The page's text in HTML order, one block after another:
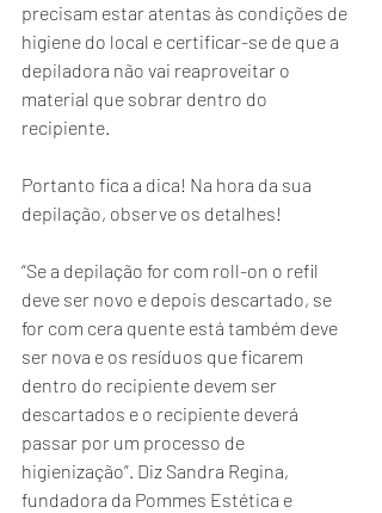
precisam estar atentas às condições de
higiene do local e certificar-se de que a
depiladora não vai reaproveitar o
material que sobrar dentro do
recipiente.
Portanto fica a dica! Na hora da sua
depilação, observe os detalhes!
“Se a depilação for com roll-on o refil
deve ser novo e depois descartado, se
for com cera quente está também deve
ser nova e os resíduos que ficarem
dentro do recipiente devem ser
descartados e o recipiente deverá
passar por um processo de
higienização”. Diz Sandra Regina,
fundadora da Pommes Estética e